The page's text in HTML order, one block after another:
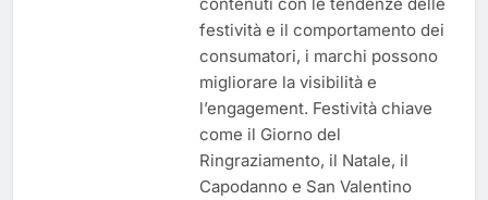
festività e il comportamento dei
consumatori, i marchi possono
migliorare la visibilità e
l’engagement. Festività chiave
come il Giorno del
Ringraziamento, il Natale, il
Capodanno e San Valentino